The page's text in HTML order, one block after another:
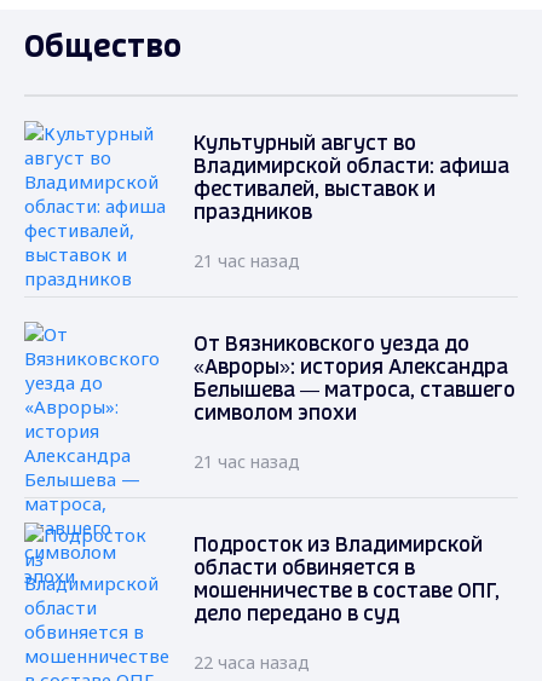
Общество
Культурный август во
Владимирской области: афиша
фестивалей, выставок и
праздников
21 час назад
От Вязниковского уезда до
«Авроры»: история Александра
Белышева — матроса, ставшего
символом эпохи
21 час назад
Подросток из Владимирской
области обвиняется в
мошенничестве в составе ОПГ,
дело передано в суд
22 часа назад